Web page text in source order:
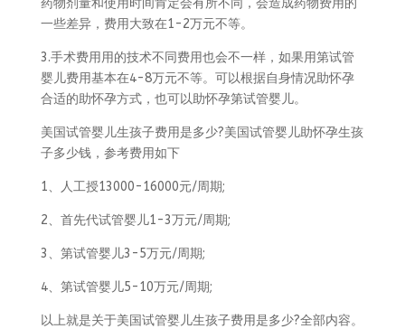
药物剂量和使用时间肯定会有所不同，会造成药物费用的
一些差异，费用大致在1-2万元不等。
3.手术费用用的技术不同费用也会不一样，如果用第试管
婴儿费用基本在4-8万元不等。可以根据自身情况助怀孕
合适的助怀孕方式，也可以助怀孕第试管婴儿。
美国试管婴儿生孩子费用是多少?美国试管婴儿助怀孕生孩
子多少钱，参考费用如下
1、人工授13000-16000元/周期;
2、首先代试管婴儿1-3万元/周期;
3、第试管婴儿3-5万元/周期;
4、第试管婴儿5-10万元/周期;
以上就是关于美国试管婴儿生孩子费用是多少?全部内容。